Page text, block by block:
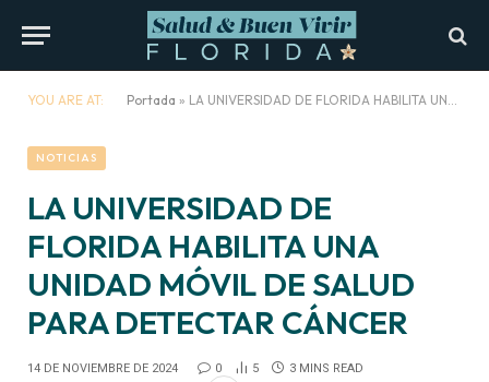
YOU ARE AT: Portada » LA UNIVERSIDAD DE FLORIDA HABILITA UNA UNIDAD MÓVIL DE SALUD PARA DETECTAR CÁNCER
NOTICIAS
LA UNIVERSIDAD DE
FLORIDA HABILITA UNA
UNIDAD MÓVIL DE SALUD
PARA DETECTAR CÁNCER
14 DE NOVIEMBRE DE 2024 0 5 3 MINS READ